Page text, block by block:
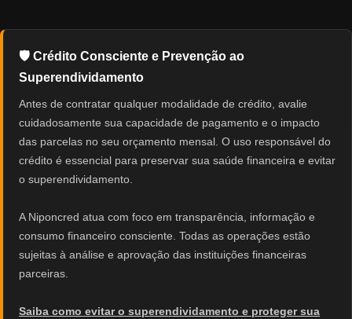
🛡️ Crédito Consciente e Prevenção ao
Superendividamento
Antes de contratar qualquer modalidade de crédito, avalie
cuidadosamente sua capacidade de pagamento e o impacto
das parcelas no seu orçamento mensal. O uso responsável do
crédito é essencial para preservar sua saúde financeira e evitar
o superendividamento.
A Niponcred atua com foco em transparência, informação e
consumo financeiro consciente. Todas as operações estão
sujeitas à análise e aprovação das instituições financeiras
parceiras.
Saiba como evitar o superendividamento e proteger sua